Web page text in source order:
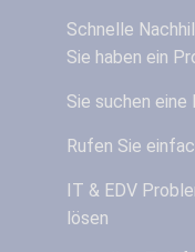
Schnelle
Sie haben ein
Sie suchen
Rufen Sie
IT & EDV
lösen